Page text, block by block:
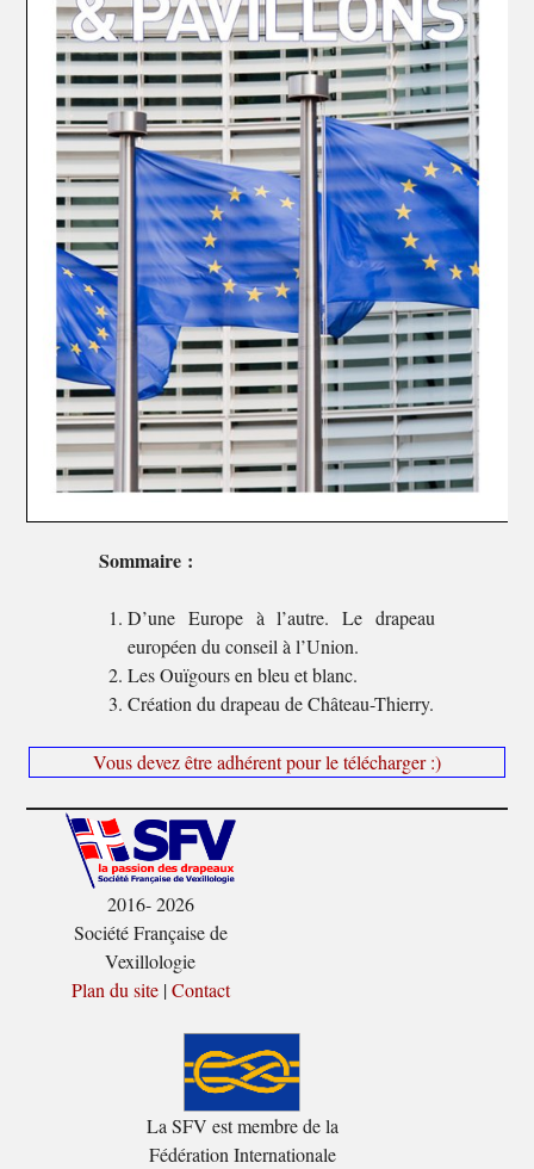
Sommaire :
D’une Europe à l’autre. Le drapeau
européen du conseil à l’Union.
Les Ouïgours en bleu et blanc.
Création du drapeau de Château-Thierry.
Vous devez être adhérent pour le télécharger :)
2016- 2026
Société Française de
Vexillologie
Plan du site|Contact
La SFV est membre de la
Fédération Internationale